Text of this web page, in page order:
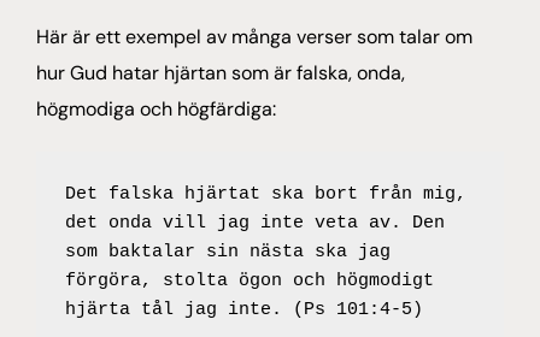
Här är ett exempel av många verser som talar om
hur Gud hatar hjärtan som är falska, onda,
högmodiga och högfärdiga:
Det falska hjärtat ska bort från mig,
det onda vill jag inte veta av. Den
som baktalar sin nästa ska jag
förgöra, stolta ögon och högmodigt
hjärta tål jag inte. (Ps 101:4-5)